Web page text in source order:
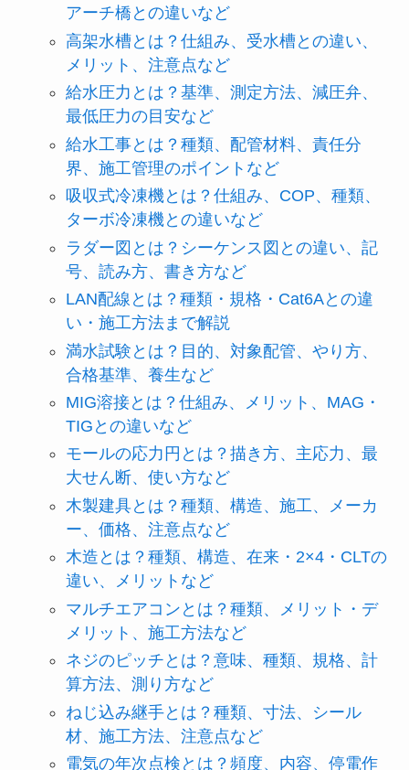
アーチ橋との違いなど
高架水槽とは？仕組み、受水槽との違い、
メリット、注意点など
給水圧力とは？基準、測定方法、減圧弁、
最低圧力の目安など
給水工事とは？種類、配管材料、責任分
界、施工管理のポイントなど
吸収式冷凍機とは？仕組み、COP、種類、
ターボ冷凍機との違いなど
ラダー図とは？シーケンス図との違い、記
号、読み方、書き方など
LAN配線とは？種類・規格・Cat6Aとの違
い・施工方法まで解説
満水試験とは？目的、対象配管、やり方、
合格基準、養生など
MIG溶接とは？仕組み、メリット、MAG・
TIGとの違いなど
モールの応力円とは？描き方、主応力、最
大せん断、使い方など
木製建具とは？種類、構造、施工、メーカ
ー、価格、注意点など
木造とは？種類、構造、在来・2×4・CLTの
違い、メリットなど
マルチエアコンとは？種類、メリット・デ
メリット、施工方法など
ネジのピッチとは？意味、種類、規格、計
算方法、測り方など
ねじ込み継手とは？種類、寸法、シール
材、施工方法、注意点など
電気の年次点検とは？頻度、内容、停電作